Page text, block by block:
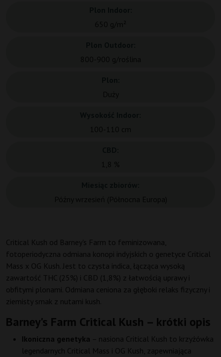
Critical Kush od Barney's Farm to feminizowana,
fotoperiodyczna odmiana konopi indyjskich o genetyce Critical
Mass x OG Kush. Jest to czysta indica, łącząca wysoką
zawartość THC (25%) i CBD (1,8%) z łatwością uprawy i
obfitymi plonami. Odmiana ceniona za głęboki relaks fizyczny i
ziemisty smak z nutami kush.
Barney's Farm Critical Kush – krótki opis
Ikoniczna genetyka – nasiona Critical Kush to krzyżówka
legendarnych Critical Mass i OG Kush, zapewniająca